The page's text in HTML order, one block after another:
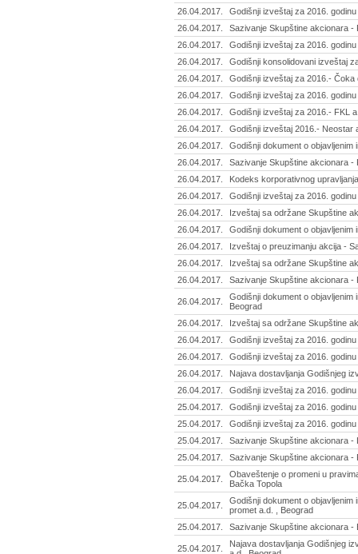
26.04.2017.
Godišnji izveštaj za 2016.
26.04.2017.
Sazivanje Skupštine akcionara -
26.04.2017.
Godišnji izveštaj za 2016.
26.04.2017.
Godišnji konsolidovani izveštaj
26.04.2017.
Godišnji izveštaj za 2016.-
26.04.2017.
Godišnji izveštaj za 2016.
26.04.2017.
Godišnji izveštaj za 2016.- FKL
26.04.2017.
Godišnji izveštaj 2016.- Neostar
26.04.2017.
Godišnji dokument o
26.04.2017.
Sazivanje Skupštine akcionara -
26.04.2017.
Kodeks korporativnog
26.04.2017.
Godišnji izveštaj za 2016.
26.04.2017.
Izveštaj sa održane Skupštine
26.04.2017.
Godišnji dokument o
26.04.2017.
Izveštaj o preuzimanju akcija -
26.04.2017.
Izveštaj sa održane Skupštine
26.04.2017.
Sazivanje Skupštine akcionara
26.04.2017.
Godišnji dokument o
Beograd
26.04.2017.
Izveštaj sa održane Skupštine
26.04.2017.
Godišnji izveštaj za 2016.
26.04.2017.
Godišnji izveštaj za 2016.
26.04.2017.
Najava dostavljanja Godišnjeg
26.04.2017.
Godišnji izveštaj za 2016.
25.04.2017.
Godišnji izveštaj za 2016.
25.04.2017.
Godišnji izveštaj za 2016.
25.04.2017.
Sazivanje Skupštine akcionara -
25.04.2017.
Sazivanje Skupštine akcionara -
25.04.2017.
Obaveštenje o promeni u
Bačka Topola
25.04.2017.
Godišnji dokument o objavljenim
promet a.d. , Beograd
25.04.2017.
Sazivanje Skupštine akcionara -
25.04.2017.
Najava dostavljanja Godišnjeg